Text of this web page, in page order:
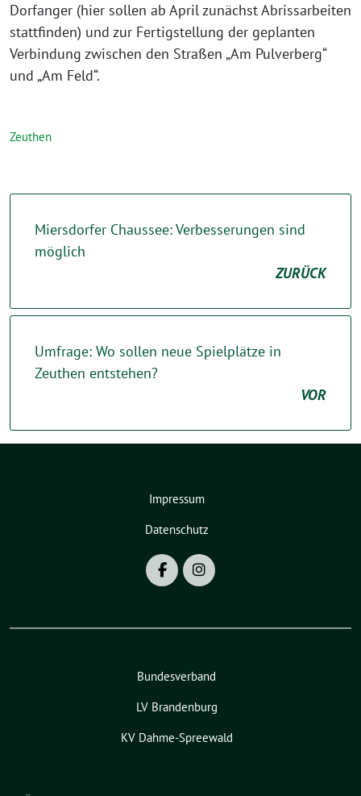
Dorfanger (hier sollen ab April zunächst Abrissarbeiten
stattfinden) und zur Fertigstellung der geplanten
Verbindung zwischen den Straßen „Am Pulverberg“
und „Am Feld“.
Zeuthen
Miersdorfer Chaussee: Verbesserungen sind
möglich
ZURÜCK
Umfrage: Wo sollen neue Spielplätze in
Zeuthen entstehen?
VOR
Impressum
Datenschutz
Bundesverband
LV Brandenburg
KV Dahme-Spreewald